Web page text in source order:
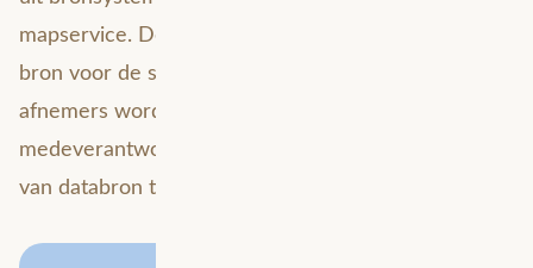
mapservice. Deze mapservice dient vervolgens als
bron voor de specifieke apps die door afdelingen en
afnemers worden gebruikt. Avineon Tensing is
medeverantwoordelijk voor deze volledige keten:
van databron tot eindgebruiker.